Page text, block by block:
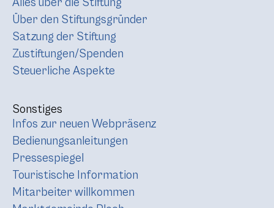
Über den Stiftungsgründer
Satzung der Stiftung
Zustiftungen/Spenden
Steuerliche Aspekte
Sonstiges
Infos zur neuen Webpräsenz
Bedienungsanleitungen
Pressespiegel
Touristische Information
Mitarbeiter willkommen